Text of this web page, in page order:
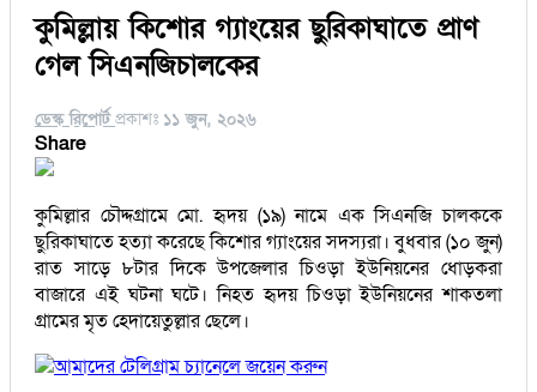
কুমিল্লায় কিশোর গ্যাংয়ের ছুরিকাঘাতে প্রাণ
গেল সিএনজিচালকের
ডেস্ক রিপোর্ট প্রকাশঃ ১১ জুন, ২০২৬
Share
কুমিল্লার চৌদ্দগ্রামে মো. হৃদয় (১৯) নামে এক সিএনজি চালককে
ছুরিকাঘাতে হত্যা করেছে কিশোর গ্যাংয়ের সদস্যরা। বুধবার (১০ জুন)
রাত সাড়ে ৮টার দিকে উপজেলার চিওড়া ইউনিয়নের ধোড়করা
বাজারে এই ঘটনা ঘটে। নিহত হৃদয় চিওড়া ইউনিয়নের শাকতলা
গ্রামের মৃত হেদায়েতুল্লার ছেলে।
আমাদের টেলিগ্রাম চ্যানেলে জয়েন করুন